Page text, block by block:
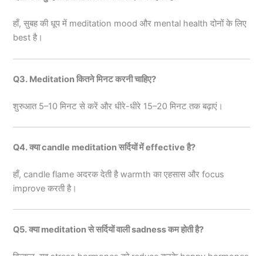
हाँ, सुबह की धूप में meditation mood और mental health दोनों के लिए
best है।
Q3. Meditation कितने मिनट करनी चाहिए?
शुरुआत 5–10 मिनट से करें और धीरे-धीरे 15–20 मिनट तक बढ़ाएं।
Q4. क्या candle meditation सर्दियों में effective है?
हाँ, candle flame अदरक देती है warmth का एहसास और focus
improve करती है।
Q5. क्या meditation से सर्दियों वाली sadness कम होती है?